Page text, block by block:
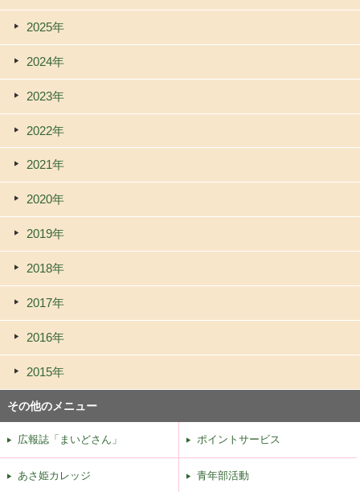
2025年
2024年
2023年
2022年
2021年
2020年
2019年
2018年
2017年
2016年
2015年
その他のメニュー
広報誌「まいどさん」 ポイントサービス
あさ姫カレッジ 青年部活動